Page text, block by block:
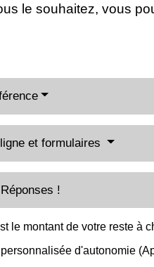
le souhaitez, vous
et formulaires
!
le montant de votre reste à
d'autonomie